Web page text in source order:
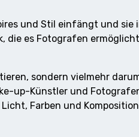
und Stil einfängt und sie
die es Fotografen
sondern vielmehr
up-Künstler und
Farben und